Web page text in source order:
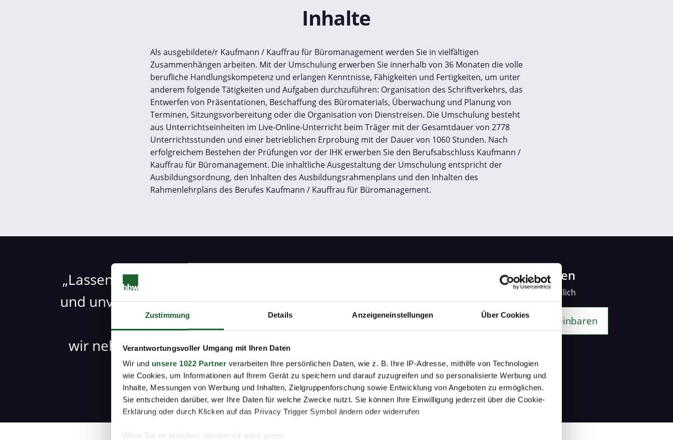
Zustimmung Details Anzeigeneinstellungen Über Cookies
Verantwortungsvoller Umgang mit Ihren Daten
Wir und unsere 1022 Partner verarbeiten Ihre persönlichen Daten, wie z. B. Ihre IP-Adresse, mithilfe von Technologien
wie Cookies, um Informationen auf Ihrem Gerät zu speichern und darauf zuzugreifen und so personalisierte Werbung und
Inhalte, Messungen von Werbung und Inhalten, Zielgruppenforschung sowie Entwicklung von Angeboten zu ermöglichen.
Sie entscheiden darüber, wer Ihre Daten für welche Zwecke nutzt. Sie können Ihre Einwilligung jederzeit über die Cookie-
Erklärung oder durch Klicken auf das Privacy Trigger Symbol ändern oder widerrufen
Wenn Sie es erlauben, würden wir auch gerne:
Inhalte
Als ausgebildete/r Kaufmann / Kauffrau für Büromanagement werden Sie in vielfältigen
Zusammenhängen arbeiten. Mit der Umschulung erwerben Sie innerhalb von 36 Monaten die volle
berufliche Handlungskompetenz und erlangen Kenntnisse, Fähigkeiten und Fertigkeiten, um unter
anderem folgende Tätigkeiten und Aufgaben durchzuführen: Organisation des Schriftverkehrs, das
Entwerfen von Präsentationen, Beschaffung des Büromaterials, Überwachung und Planung von
Terminen, Sitzungsvorbereitung oder die Organisation von Dienstreisen. Die Umschulung besteht
aus Unterrichtseinheiten im Live-Online-Unterricht beim Träger mit der Gesamtdauer von 2778
Unterrichtsstunden und einer betrieblichen Erprobung mit der Dauer von 1060 Stunden. Nach
erfolgreichem Bestehen der Prüfungen vor der IHK erwerben Sie den Berufsabschluss Kaufmann /
Kauffrau für Büromanagement. Die inhaltliche Ausgestaltung der Umschulung entspricht der
Ausbildungsordnung, den Inhalten des Ausbildungsrahmenplans und den Inhalten des
Rahmenlehrplans des Berufes Kaufmann / Kauffrau für Büromanagement.
Lassen Sie sich kostenlos
und unverbindlich beraten
–
wir nehmen uns Zeit für
Sie.
Unverbindliche Kursanfrage
Beratung buchen
schnell und unverbindlich
Beratungstermin vereinbaren